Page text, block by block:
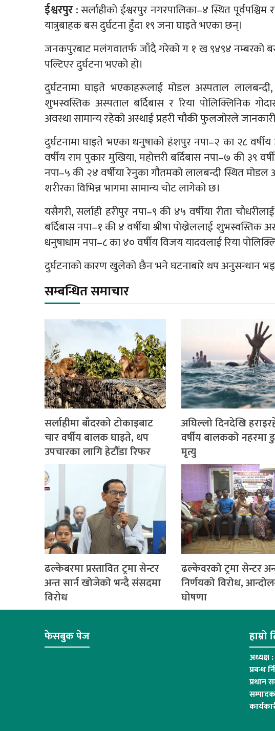
ईश्वरपुर :सर्लाहीको ईश्वरपुर नगरपालिका–४ स्थित
यात्रुबाहक बस दुर्घटना हुँदा १९ जना घाइते भएका छन्।
जनकपुरबाट मलंगवातर्फ जाँदै गरेको ग १ ख ९४९४ नम्बरको
पल्टिएर दुर्घटना भएको हो।
दुर्घटनामा घाइते भएकाहरूलाई मोडल अस्पताल
शुभस्वस्तिक अस्पताल बर्दिबास र रिया पोलिक्लिनिक
अवस्था सामान्य रहेको अस्थाई प्रहरी चौकी फुलजोरले
दुर्घटनामा घाइते भएका धनुषाको हंशपुर नपा–२ का २८
वर्षीय राम पुकार मुखिया, महोत्तरी बर्दिबास नपा–७ की ३९
नपा–५ की २४ वर्षीया रेनुका गौतमकाे लालबन्दी स्थित
शरीरका विभिन्न भागमा सामान्य चोट लागेको छ।
यसैगरी, सर्लाही हरीपुर नपा–९ की ४५ वर्षीया रीता
बर्दिबास नपा–१ की ४ वर्षीया श्रीषा पोख्रेललाई
धनुषाधाम नपा–८ का ४० वर्षीय विजय यादवलाई रिया
दुर्घटनाको कारण खुलेको छैन भने घटनाबारे थप अनुसन्धान
सम्बन्धित समाचार
सर्लाहीमा बाँदरको टोकाइबाट
चार वर्षीय बालक घाइते, थप
उपचारका लागि हेटौँडा रिफर
अघिल्लो दिनदेखि
वर्षीय बालकको नहरमा
मृत्यु
ढल्केबरमा प्रस्तावित ट्रमा सेन्टर
अन्त सार्न खोजेको भन्दै संसदमा
विरोध
ढल्केवरको ट्रमा सेन्टर
निर्णयको विरोध,
घोषणा
फेसबुक पेज हाम्रो
अध्यक्ष :
प्रबन्ध
प्रधान